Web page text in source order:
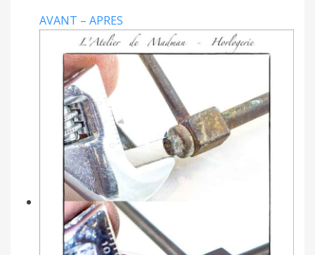
AVANT – APRES